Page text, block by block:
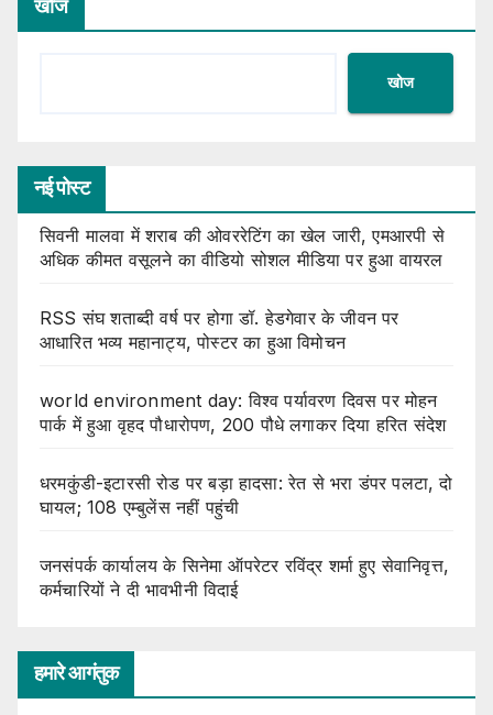
खोज
खोज
नई पोस्ट
सिवनी मालवा में शराब की ओवररेटिंग का खेल जारी, एमआरपी से
अधिक कीमत वसूलने का वीडियो सोशल मीडिया पर हुआ वायरल
RSS संघ शताब्दी वर्ष पर होगा डॉ. हेडगेवार के जीवन पर
आधारित भव्य महानाट्य, पोस्टर का हुआ विमोचन
world environment day: विश्व पर्यावरण दिवस पर मोहन
पार्क में हुआ वृहद पौधारोपण, 200 पौधे लगाकर दिया हरित संदेश
धरमकुंडी-इटारसी रोड पर बड़ा हादसा: रेत से भरा डंपर पलटा, दो
घायल; 108 एम्बुलेंस नहीं पहुंची
जनसंपर्क कार्यालय के सिनेमा ऑपरेटर रविंद्र शर्मा हुए सेवानिवृत्त,
कर्मचारियों ने दी भावभीनी विदाई
हमारे आगंतुक